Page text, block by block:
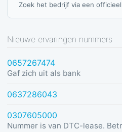
Zoek het bedrijf via een officieel
Nieuwe ervaringen nummers
0657267474
Gaf zich uit als bank
0637286043
0307605000
Nummer is van DTC-lease.